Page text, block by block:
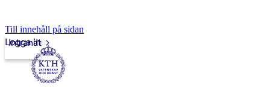
Till innehåll på sidan
Intranät
Logga in